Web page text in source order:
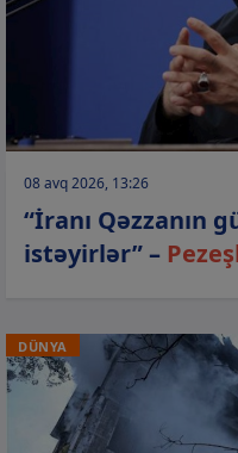
08 avq 2026, 13:26
“İranı Qəzzanın
istəyirlər” –
DÜNYA